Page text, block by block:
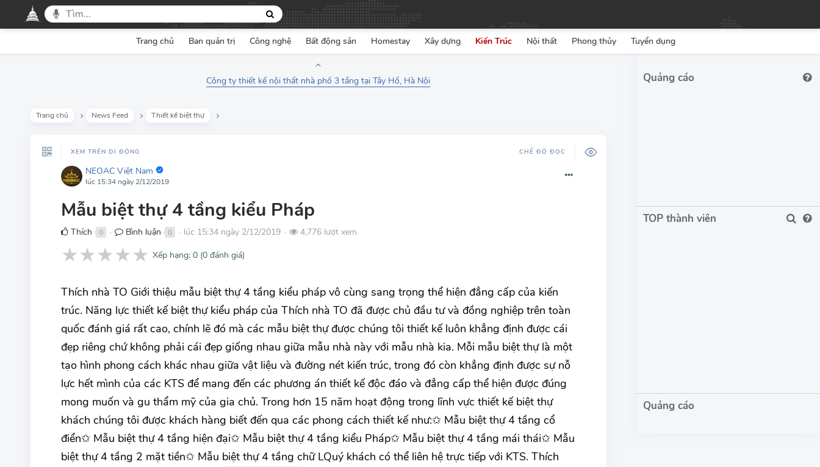
Trang chủ Ban quản trị Công nghệ Bất động sản Homestay Xây dựng Kiến Trúc Nội thất Phong thủy Tuyển dụng
Công ty thiết kế nội thất nhà phố 3 tầng tại Tây Hồ, Hà Nội
Trang chủ News Feed Thiết kế biệt thự
XEM TRÊN DI ĐỘNG CHẾ ĐỘ ĐỌC
NEOAC Việt Nam
lúc 15:34 ngày 2/12/2019
Mẫu biệt thự 4 tầng kiểu Pháp
Thích 0 ● Bình luận 0 ● lúc 15:34 ngày 2/12/2019 ● 4,776 lượt xem
★★★★★ Xếp hạng: 0 (0đánh giá)
Thích nhà TO Giới thiệu mẫu biệt thự 4 tầng kiểu pháp vô cùng sang trọng thể hiện đẳng cấp của kiến
trúc. Năng lực thiết kế biệt thự kiểu pháp của Thích nhà TO đã được chủ đầu tư và đồng nghiệp trên toàn
quốc đánh giá rất cao, chính lẽ đó mà các mẫu biệt thự được chúng tôi thiết kế luôn khẳng định được cái
đẹp riêng chứ không phải cái đẹp giống nhau giữa mẫu nhà này với mẫu nhà kia. Mỗi mẫu biệt thự là một
tạo hình phong cách khác nhau giữa vật liệu và đường nét kiến trúc, trong đó còn khẳng định được sự nỗ
lực hết mình của các KTS để mang đến các phương án thiết kế độc đáo và đẳng cấp thể hiện được đúng
mong muốn và gu thẩm mỹ của gia chủ. Trong hơn 15 năm hoạt động trong lĩnh vực thiết kế biệt thự
khách chúng tôi được khách hàng biết đến qua các phong cách thiết kế như:✩ Mẫu biệt thự 4 tầng cổ
điển✩ Mẫu biệt thự 4 tầng hiện đại✩ Mẫu biệt thự 4 tầng kiểu Pháp✩ Mẫu biệt thự 4 tầng mái thái✩ Mẫu
biệt thự 4 tầng 2 mặt tiền✩ Mẫu biệt thự 4 tầng chữ LQuý khách có thể liên hệ trực tiếp với KTS. Thích
TOP thành viên